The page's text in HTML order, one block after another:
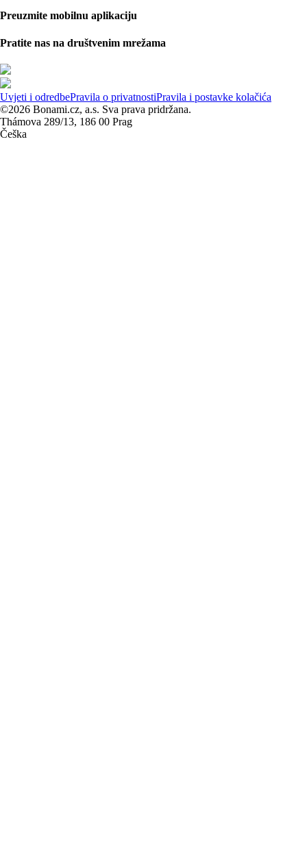
Preuzmite mobilnu aplikaciju
Pratite nas na društvenim mrežama
Uvjeti i odredbePravila o privatnostiPravila i postavke kolačića
©2026 Bonami.cz, a.s. Sva prava pridržana.
Thámova 289/13, 186 00 Prag
Češka